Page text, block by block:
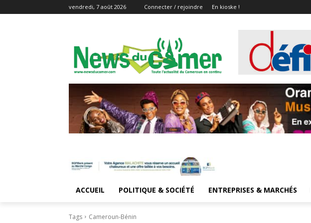
vendredi, 7 août 2026 Connecter / rejoindre En kioske !
ACCUEIL POLITIQUE & SOCIÉTÉ ENTREPRISES & MARCHÉS
Tags Cameroun-Bénin